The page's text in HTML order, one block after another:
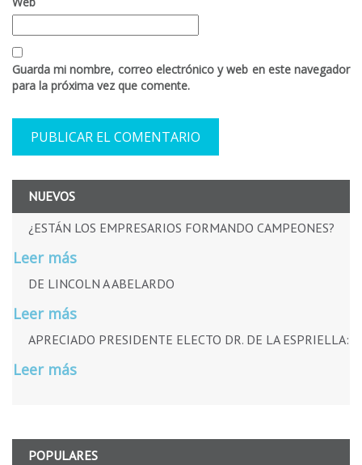
Guarda mi nombre, correo electrónico y web en este navegador
para la próxima vez que comente.
NUEVOS
¿ESTÁN LOS EMPRESARIOS FORMANDO CAMPEONES?
Leer más
DE LINCOLN A ABELARDO
Leer más
APRECIADO PRESIDENTE ELECTO DR. DE LA ESPRIELLA:
Leer más
POPULARES